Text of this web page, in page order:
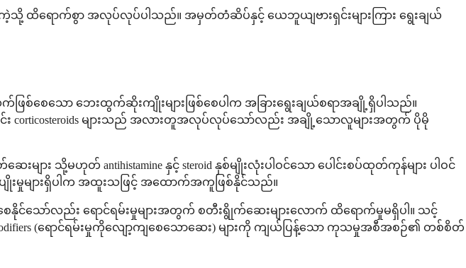
ားကဲ့သို့ ထိရောက်စွာ အလုပ်လုပ်ပါသည်။ အမှတ်တံဆိပ်နှင့် ယေဘူယျဗားရှင်းများကြား ရွေးချယ်
စေသော ဘေးထွက်ဆိုးကျိုးများဖြစ်စေပါက အခြားရွေးချယ်စရာအချို့ရှိပါသည်။
နှာခေါင်း corticosteroids များသည် အလားတူအလုပ်လုပ်သော်လည်း အချို့သောလူများအတွက် ပိုမို
းများ သို့မဟုတ် antihistamine နှင့် steroid နှစ်မျိုးလုံးပါဝင်သော ပေါင်းစပ်ထုတ်ကုန်များ ပါဝင်
မှုများရှိပါက အထူးသဖြင့် အထောက်အကူဖြစ်နိုင်သည်။
သော်လည်း ရောင်ရမ်းမှုများအတွက် စတီးရွိုက်ဆေးများလောက် ထိရောက်မှုမရှိပါ။ သင့်
(ရောင်ရမ်းမှုကိုလျော့ကျစေသောဆေး) များကို ကျယ်ပြန့်သော ကုသမှုအစီအစဉ်၏ တစ်စိတ်